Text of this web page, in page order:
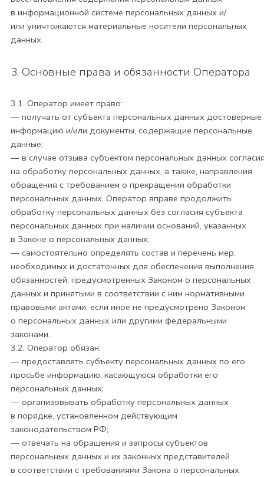
в информационной системе персональных данных и/
или уничтожаются материальные носители персональных
данных.
3. Основные права и обязанности Оператора
3.1. Оператор имеет право:
— получать от субъекта персональных данных достоверные
информацию и/или документы, содержащие персональные
данные;
— в случае отзыва субъектом персональных данных
на обработку персональных данных, а также, направления
обращения с требованием о прекращении обработки
персональных данных, Оператор вправе продолжить
обработку персональных данных без согласия субъекта
персональных данных при наличии оснований, указанных
в Законе о персональных данных;
— самостоятельно определять состав и перечень мер,
необходимых и достаточных для обеспечения выполнения
обязанностей, предусмотренных Законом о персональных
данных и принятыми в соответствии с ним нормативными
правовыми актами, если иное не предусмотрено Законом
о персональных данных или другими федеральными
законами.
3.2. Оператор обязан:
— предоставлять субъекту персональных данных по его
просьбе информацию, касающуюся обработки его
персональных данных;
— организовывать обработку персональных данных
в порядке, установленном действующим
законодательством РФ;
— отвечать на обращения и запросы субъектов
персональных данных и их законных представителей
в соответствии с требованиями Закона о персональных